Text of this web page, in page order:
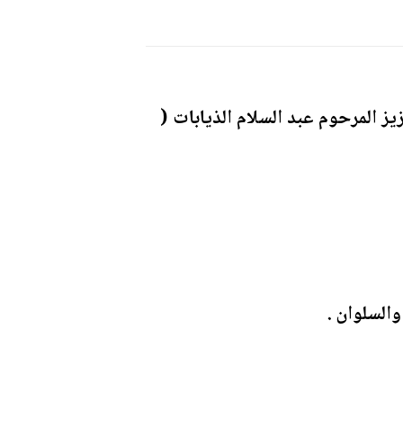
المرحوم عبد السلام الذيابات (
.